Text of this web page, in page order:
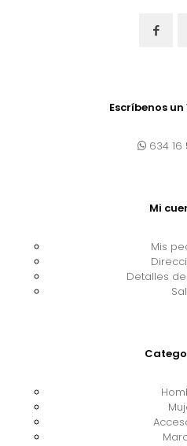
Escríbenos
634 16
Mi
Mis
Detalles